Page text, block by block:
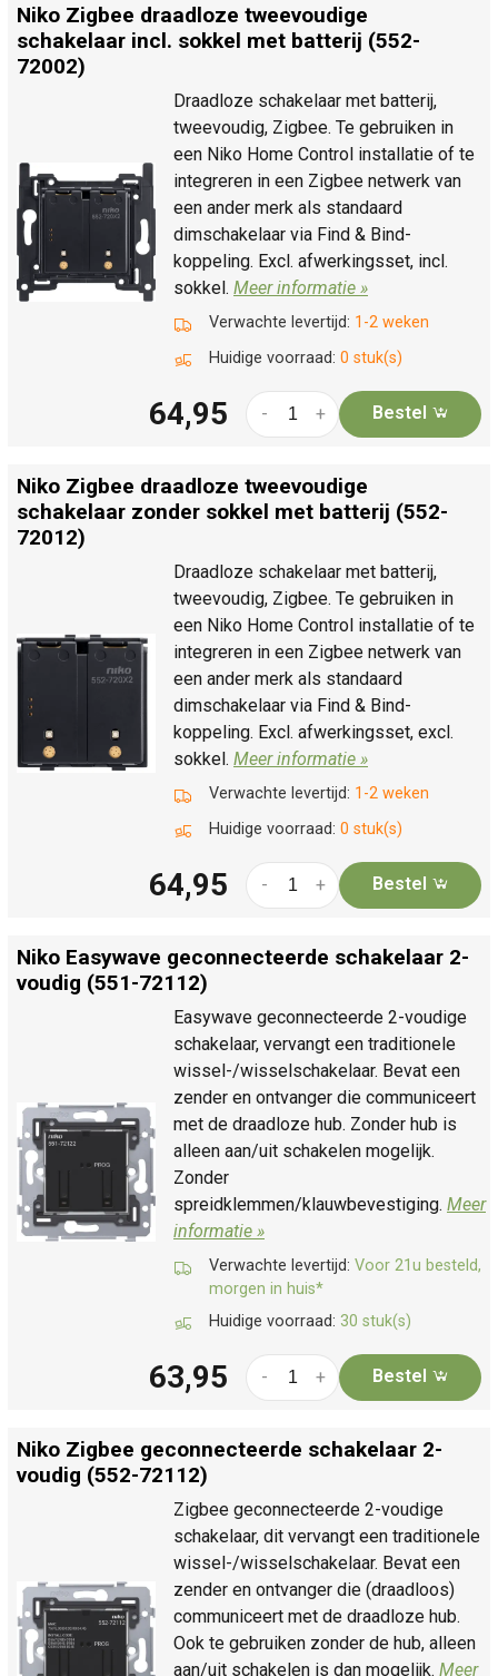
Niko Zigbee draadloze tweevoudige
schakelaar incl. sokkel met batterij (552-
72002)
Draadloze schakelaar met batterij,
tweevoudig, Zigbee. Te gebruiken in
een Niko Home Control installatie of te
integreren in een Zigbee netwerk van
een ander merk als standaard
dimschakelaar via Find & Bind-
koppeling. Excl. afwerkingsset, incl.
sokkel. Meer informatie »
Verwachte levertijd: 1-2 weken
Huidige voorraad: 0 stuk(s)
64,95 +
- Bestel
Niko Zigbee draadloze tweevoudige
schakelaar zonder sokkel met batterij (552-
72012)
Draadloze schakelaar met batterij,
tweevoudig, Zigbee. Te gebruiken in
een Niko Home Control installatie of te
integreren in een Zigbee netwerk van
een ander merk als standaard
dimschakelaar via Find & Bind-
koppeling. Excl. afwerkingsset, excl.
sokkel. Meer informatie »
Verwachte levertijd: 1-2 weken
Huidige voorraad: 0 stuk(s)
64,95 +
- Bestel
Niko Easywave geconnecteerde schakelaar 2-
voudig (551-72112)
Easywave geconnecteerde 2-voudige
schakelaar, vervangt een traditionele
wissel-/wisselschakelaar. Bevat een
zender en ontvanger die communiceert
met de draadloze hub. Zonder hub is
alleen aan/uit schakelen mogelijk.
Zonder
spreidklemmen/klauwbevestiging. Meer
informatie »
Verwachte levertijd: Voor 21u besteld,
morgen in huis*
Huidige voorraad: 30 stuk(s)
63,95 +
- Bestel
Niko Zigbee geconnecteerde schakelaar 2-
voudig (552-72112)
Zigbee geconnecteerde 2-voudige
schakelaar, dit vervangt een traditionele
wissel-/wisselschakelaar. Bevat een
zender en ontvanger die (draadloos)
communiceert met de draadloze hub.
Ook te gebruiken zonder de hub, alleen
aan/uit schakelen is dan mogelijk. Meer